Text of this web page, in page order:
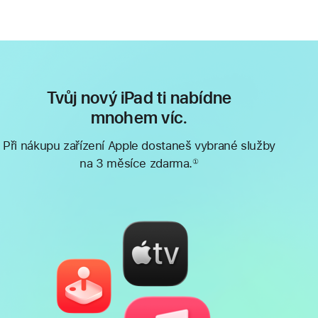
Tvůj nový iPad ti nabídne
mnohem víc.
Při nákupu zařízení Apple dostaneš vybrané služby
na 3 měsíce zdarma.①